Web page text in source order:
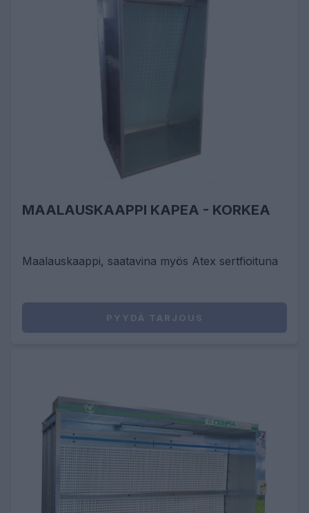
MAALAUSKAAPPI KAPEA - KORKEA
Maalauskaappi, saatavina myös Atex sertfioituna
PYYDÄ TARJOUS